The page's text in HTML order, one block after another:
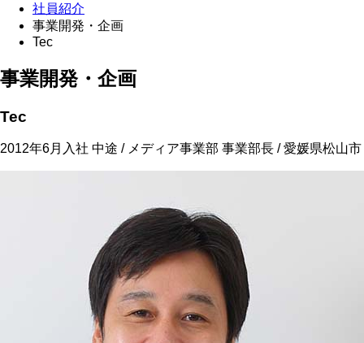
社員紹介
事業開発・企画
Tec
事業開発・企画
Tec
2012年6月入社 中途 / メディア事業部 事業部長 / 愛媛県松山市